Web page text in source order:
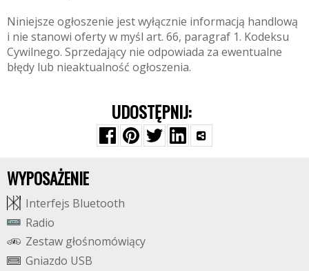
Niniejsze ogłoszenie jest wyłącznie informacją handlową
i nie stanowi oferty w myśl art. 66, paragraf 1. Kodeksu
Cywilnego. Sprzedający nie odpowiada za ewentualne
błędy lub nieaktualność ogłoszenia.
UDOSTĘPNIJ:
WYPOSAŻENIE
Interfejs Bluetooth
Radio
Zestaw głośnomówiący
Gniazdo USB